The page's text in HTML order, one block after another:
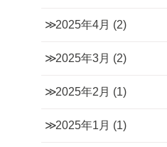
2025年4月 (2)
2025年3月 (2)
2025年2月 (1)
2025年1月 (1)